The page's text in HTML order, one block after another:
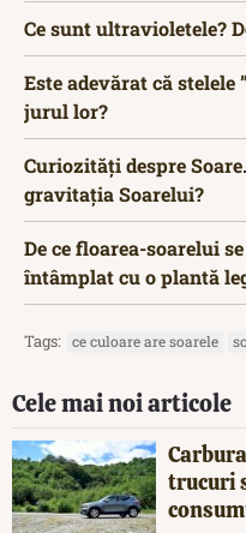
Ce sunt ultravioletele?
Este adevărat că stelele
jurul lor?
Curiozități despre
gravitația Soarelui?
De ce floarea-soarelui
întâmplat cu o plantă
Tags: ce culoare are soarele
Cele mai noi articole
trucuri